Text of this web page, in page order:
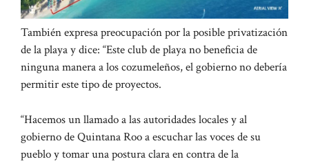
También expresa preocupación por la posible privatización
de la playa y dice: “Este club de playa no beneficia de
ninguna manera a los cozumeleños, el gobierno no debería
permitir este tipo de proyectos.
“Hacemos un llamado a las autoridades locales y al
gobierno de Quintana Roo a escuchar las voces de su
pueblo y tomar una postura clara en contra de la